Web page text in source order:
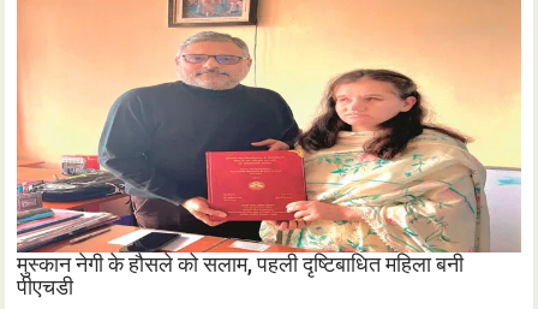
मुस्कान नेगी के हौसले को सलाम, पहली दृष्टिबाधित महिला बनी
पीएचडी